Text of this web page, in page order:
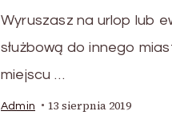
Wyruszasz na urlop lub
służbową do innego
miejscu …
Admin 13 sierpnia 2019